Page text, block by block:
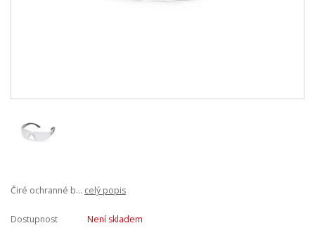
Čiré ochranné b... celý popis
Dostupnost Není skladem